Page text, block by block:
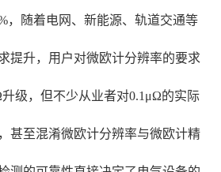
，随着电网、新能源、轨道交通等
提升，用户对微欧计分辨率的要求
级，但不少从业者对0.1μΩ的实际
甚至混淆微欧计分辨率与微欧计精